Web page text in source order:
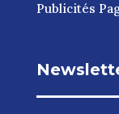
Publicités